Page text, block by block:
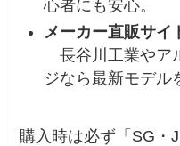
心者にも安心。
メーカー直販サイ
長谷川工業やア
ジなら最新モデル
購入時は必ず「SG・